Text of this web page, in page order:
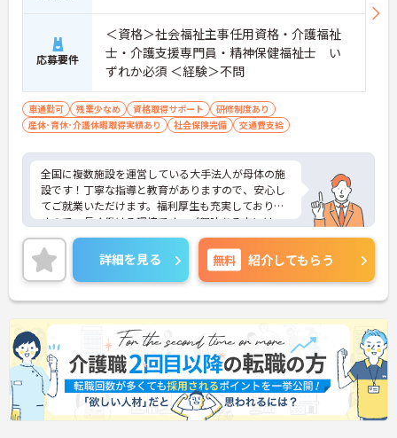
応募要件
＜資格＞社会福祉主事任用資格・介護福祉
士・介護支援専門員・精神保健福祉士 い
ずれか必須 ＜経験＞不問
車通勤可 残業少なめ 資格取得サポート
研修制度あり
産休･育休･介護休暇取得実績あり
社会保険完備 交通費支給
全国に複数施設を運営している大手法人が母体の施
設です！丁寧な指導と教育がありますので、安心し
てご就業いただけます。福利厚生も充実しておりま
すので、長く働ける環境です。ご興味ある方には、
面接のポイントなど、さらに詳細をお話致しますの
でお気軽にご相談ください。
詳細を見る 無料 紹介してもらう